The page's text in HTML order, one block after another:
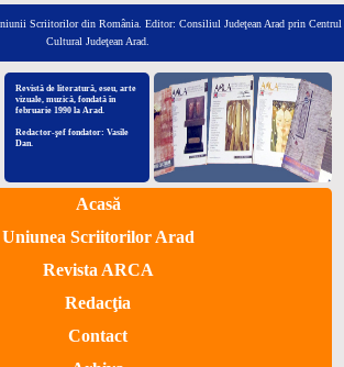
Scriitorilor din România. Editor: Consiliul Judeţean Arad prin Centrul
Cultural Judeţean Arad.
Revistă de literatură, eseu, arte
vizuale, muzică, fondată în
februarie 1990 la Arad.
Redactor-şef fondator: Vasile
Dan.
Acasă
Uniunea Scriitorilor Arad
Revista ARCA
Redacţia
Contact